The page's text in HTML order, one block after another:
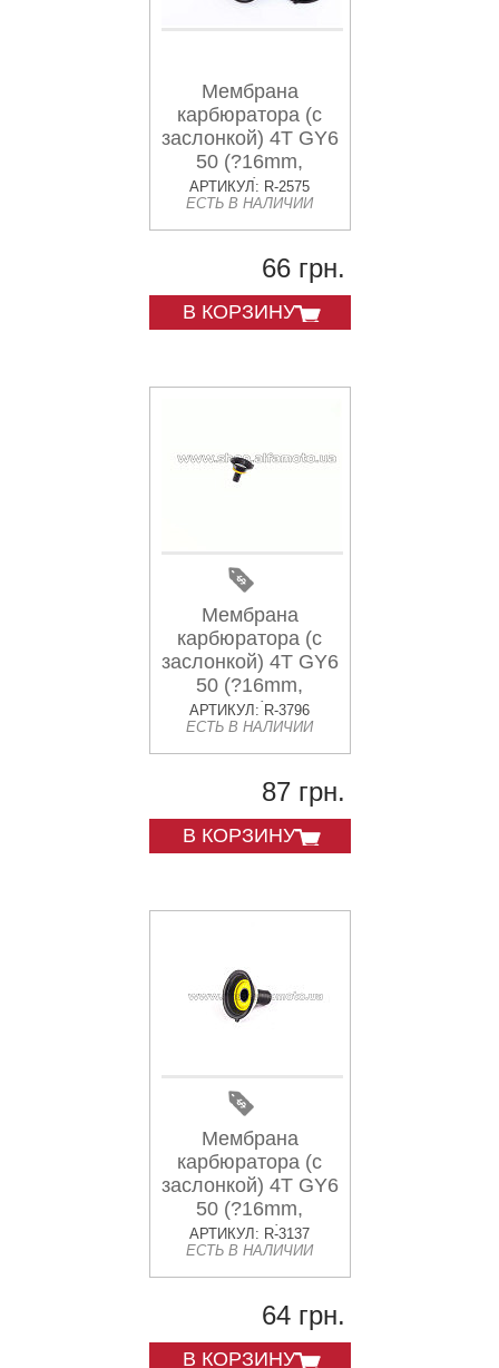
Мембрана
карбюратора (с
заслонкой) 4T GY6
50 (?16mm,
основная) MANLE
АРТИКУЛ: R-2575
ЕСТЬ В НАЛИЧИИ
66 грн.
В КОРЗИНУ
Мембрана
карбюратора (с
заслонкой) 4T GY6
50 (?16mm,
основная) ZUNA
АРТИКУЛ: R-3796
ЕСТЬ В НАЛИЧИИ
87 грн.
В КОРЗИНУ
Мембрана
карбюратора (с
заслонкой) 4T GY6
50 (?16mm,
основная) ZV
АРТИКУЛ: R-3137
ЕСТЬ В НАЛИЧИИ
64 грн.
В КОРЗИНУ